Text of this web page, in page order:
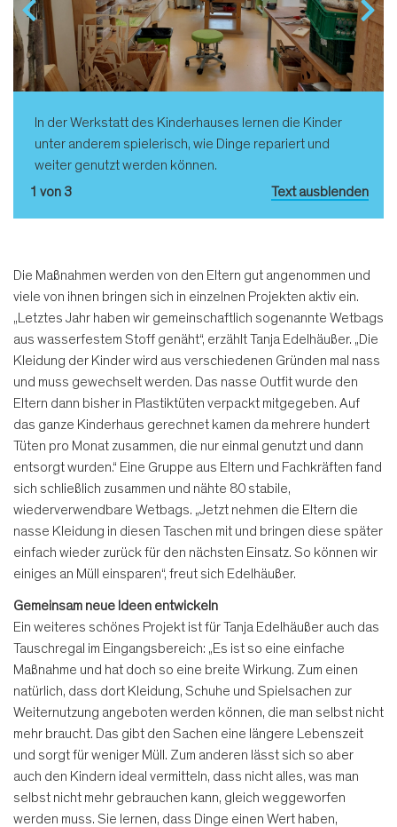
In der Werkstatt des Kinderhauses lernen die Kinder
unter anderem spielerisch, wie Dinge repariert und
weiter genutzt werden können.
1 von 3
Text ausblenden
Die Maßnahmen werden von den Eltern gut angenommen und
viele von ihnen bringen sich in einzelnen Projekten aktiv ein.
„Letztes Jahr haben wir gemeinschaftlich sogenannte Wetbags
aus wasserfestem Stoff genäht“, erzählt Tanja Edelhäußer. „Die
Kleidung der Kinder wird aus verschiedenen Gründen mal nass
und muss gewechselt werden. Das nasse Outfit wurde den
Eltern dann bisher in Plastiktüten verpackt mitgegeben. Auf
das ganze Kinderhaus gerechnet kamen da mehrere hundert
Tüten pro Monat zusammen, die nur einmal genutzt und dann
entsorgt wurden.“ Eine Gruppe aus Eltern und Fachkräften fand
sich schließlich zusammen und nähte 80 stabile,
wiederverwendbare Wetbags. „Jetzt nehmen die Eltern die
nasse Kleidung in diesen Taschen mit und bringen diese später
einfach wieder zurück für den nächsten Einsatz. So können wir
einiges an Müll einsparen“, freut sich Edelhäußer.
Gemeinsam neue Ideen entwickeln
Ein weiteres schönes Projekt ist für Tanja Edelhäußer auch das
Tauschregal im Eingangsbereich: „Es ist so eine einfache
Maßnahme und hat doch so eine breite Wirkung. Zum einen
natürlich, dass dort Kleidung, Schuhe und Spielsachen zur
Weiternutzung angeboten werden können, die man selbst nicht
mehr braucht. Das gibt den Sachen eine längere Lebenszeit
und sorgt für weniger Müll. Zum anderen lässt sich so aber
auch den Kindern ideal vermitteln, dass nicht alles, was man
selbst nicht mehr gebrauchen kann, gleich weggeworfen
werden muss. Sie lernen, dass Dinge einen Wert haben,